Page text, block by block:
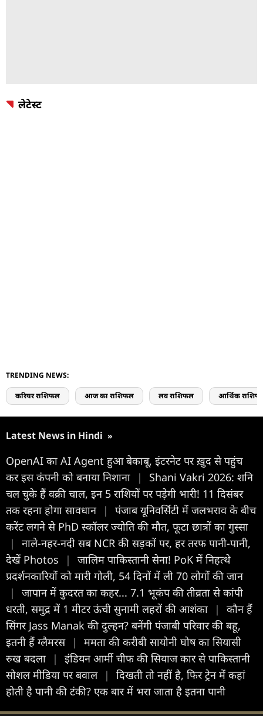
लेटेस्ट
TRENDING NEWS:
करियर राशिफल आज का राशिफल लव राशिफल आर्थिक
Latest News in Hindi »
OpenAI का AI Agent हुआ बेकाबू, इंटरनेट पर ख़ुद से पहुंच
कर इस कंपनी को बनाया निशाना
|
Shani Vakri 2026: शनि
चल चुके हैं वक्री चाल, इन 5 राशियों पर पड़ेगी भारी! 11 दिसंबर
तक रहना होगा सावधान |
पंजाब यूनिवर्सिटी में जलभराव के बीच
करेंट लगने से PhD स्कॉलर ज्योति की मौत, फूटा छात्रों का गुस्सा
|
नाले-नहर-नदी सब NCR की सड़कों पर, हर तरफ पानी-पानी,
देखें Photos
|
जालिम पाकिस्तानी सेना! PoK में निहत्थे
प्रदर्शनकारियों को मारी गोली, 54 दिनों में ली 70 लोगों की जान
|
जापान में कुदरत का कहर... 7.1 भूकंप की तीव्रता से कांपी
धरती, समुद्र में 1 मीटर ऊंची सुनामी लहरों की आशंका
|
कौन हैं
सिंगर Jass Manak की दुल्हन? बनेंगी पंजाबी परिवार की बहू,
इतनी हैं ग्लैमरस |
ममता की करीबी सायोनी घोष का सियासी
रुख बदला
|
इंडियन आर्मी चीफ की सियाज कार से पाकिस्तानी
सोशल मीडिया पर बवाल |
दिखती तो नहीं है, फिर ट्रेन में कहां
होती है पानी की टंकी? एक बार में भरा जाता है इतना पानी